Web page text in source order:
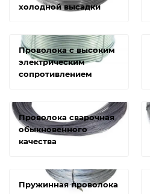
холодной высадки
Проволока с высоким
электрическим
сопротивлением
Проволока сварочная
обыкновенного
качества
Пружинная проволока